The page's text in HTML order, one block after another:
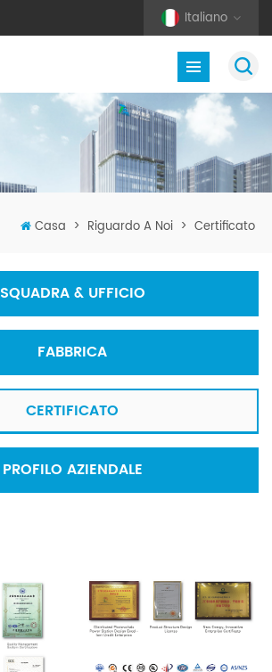
Italiano
Casa > Riguardo A Noi > Certificato
SQUADRA & UFFICIO
FABBRICA
CERTIFICATO
PROFILO AZIENDALE